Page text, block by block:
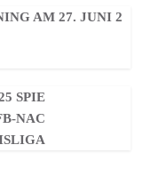
AM 27. JUNI 2
SPIE
NAC